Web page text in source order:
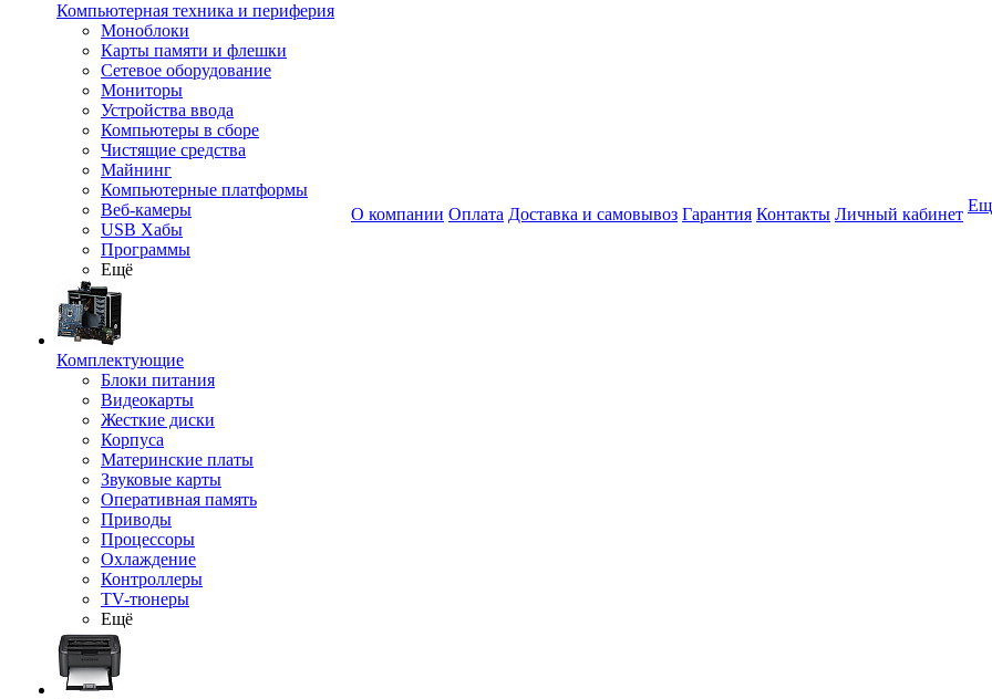
Компьютерная техника и периферия
Моноблоки
Карты памяти и флешки
Сетевое оборудование
Мониторы
Устройства ввода
Компьютеры в сборе
Чистящие средства
Майнинг
Компьютерные платформы
Веб-камеры
USB Хабы
Программы
Ещё
Комплектующие
Блоки питания
Видеокарты
Жесткие диски
Корпуса
Материнские платы
Звуковые карты
Оперативная память
Приводы
Процессоры
Охлаждение
Контроллеры
TV-тюнеры
Ещё
О компании Оплата Доставка и самовывоз Гарантия Контакты Личный кабинет